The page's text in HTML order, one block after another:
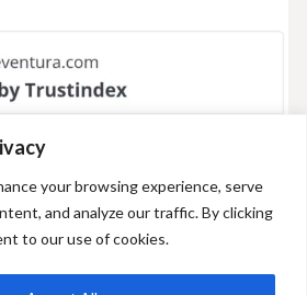
your browsing experience, serve
and analyze our traffic. By clicking
to our use of cookies.